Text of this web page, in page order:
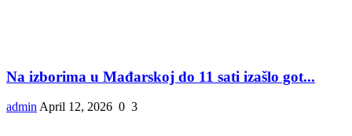
Na izborima u Mađarskoj do 11 sati izašlo got...
adminApril 12, 2026 0 3